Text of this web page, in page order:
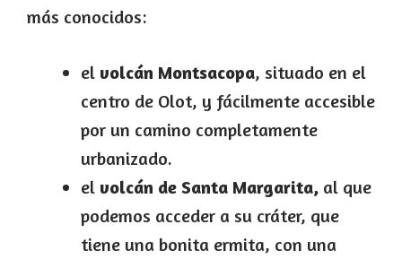
más conocidos:
el volcán Montsacopa, situado en el
centro de Olot, y fácilmente accesible
por un camino completamente
urbanizado.
el volcán de Santa Margarita, al que
podemos acceder a su cráter, que
tiene una bonita ermita, con una